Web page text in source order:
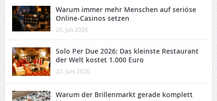
Warum immer mehr Menschen auf seriöse
Online-Casinos setzen
20. Juli 2026
Solo Per Due 2026: Das kleinste Restaurant
der Welt kostet 1.000 Euro
22. Juni 2026
Warum der Brillenmarkt gerade komplett